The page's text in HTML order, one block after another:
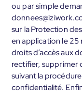
ou par simple
sur la Protection
en application le 25
droits d’accès aux
rectifier, supprimer
suivant la
confidentialité.